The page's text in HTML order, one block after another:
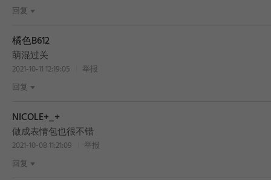
BEST
回复
橘色B612
萌混过关
2021-10-11 12:19:05
举报
回复
NICOLE+_+
做成表情包也很不错
2021-10-08 11:21:09
举报
回复